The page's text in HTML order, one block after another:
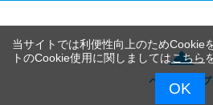
ページトップ
当サイトでは利便性向上のためCookie
トのCookie使用に関しましてはこちら
OK